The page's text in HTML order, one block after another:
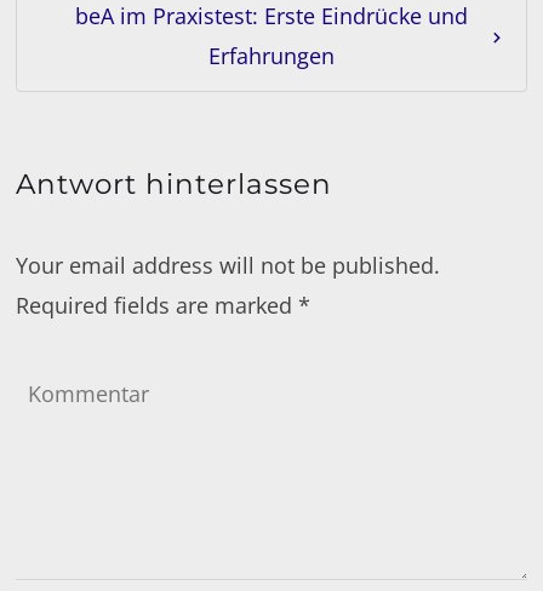
beA im Praxistest: Erste Eindrücke und
Erfahrungen
Antwort hinterlassen
Your email address will not be published.
Required fields are marked*